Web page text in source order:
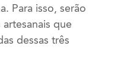
Para isso, serão
que
dessas três